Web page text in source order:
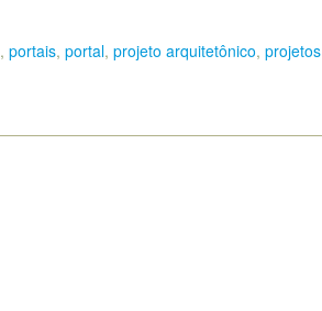
, portais, portal, projeto arquitetônico, projetos